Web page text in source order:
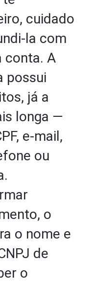
cuidado
la com
conta. A
possui
já a
longa —
e-mail,
ou
o
o nome e
de
o